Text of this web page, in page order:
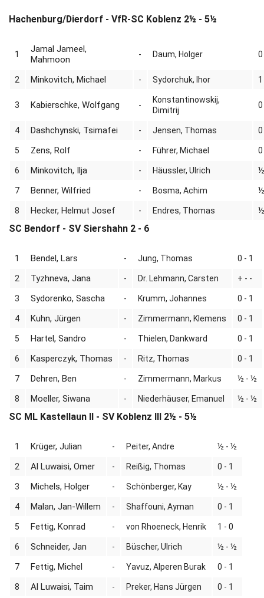
Hachenburg/Dierdorf - VfR-SC Koblenz 2½ - 5½
1
Jamal Jameel,
Mahmoon
- Daum, Holger
2 Minkovitch, Michael - Sydorchuk, Ihor
3 Kabierschke, Wolfgang -
Konstantinowskij,
Dimitrij
4 Dashchynski, Tsimafei - Jensen, Thomas
5 Zens, Rolf - Führer, Michael
6 Minkovitch, Ilja - Häussler, Ulrich
7 Benner, Wilfried - Bosma, Achim
8 Hecker, Helmut Josef - Endres, Thomas
SC Bendorf - SV Siershahn 2 - 6
1 Bendel, Lars - Jung, Thomas 0 - 1
2 Tyzhneva, Jana - Dr. Lehmann, Carsten + - -
3 Sydorenko, Sascha - Krumm, Johannes 0 - 1
4 Kuhn, Jürgen - Zimmermann, Klemens 0 - 1
5 Hartel, Sandro - Thielen, Dankward 0 - 1
6 Kasperczyk, Thomas - Ritz, Thomas 0 - 1
7 Dehren, Ben - Zimmermann, Markus ½ - ½
8 Moeller, Siwana - Niederhäuser, Emanuel ½ - ½
SC ML Kastellaun II - SV Koblenz III 2½ - 5½
1 Krüger, Julian - Peiter, Andre ½ - ½
2 Al Luwaisi, Omer - Reißig, Thomas 0 - 1
3 Michels, Holger - Schönberger, Kay ½ - ½
4 Malan, Jan-Willem - Shaffouni, Ayman 0 - 1
5 Fettig, Konrad - von Rhoeneck, Henrik 1 - 0
6 Schneider, Jan - Büscher, Ulrich ½ - ½
7 Fettig, Michel - Yavuz, Alperen Burak 0 - 1
8 Al Luwaisi, Taim - Preker, Hans Jürgen 0 - 1